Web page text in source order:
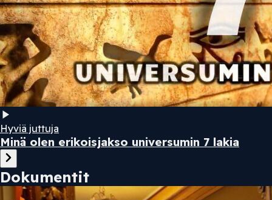
Hyviä juttuja
Minä olen erikoisjakso universumin 7 lakia
Dokumentit